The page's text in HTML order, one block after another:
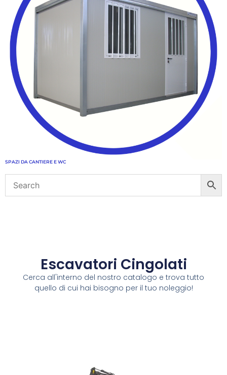
SPAZI DA CANTIERE E WC
Escavatori Cingolati
Cerca all'interno del nostro catalogo e trova tutto
quello di cui hai bisogno per il tuo noleggio!